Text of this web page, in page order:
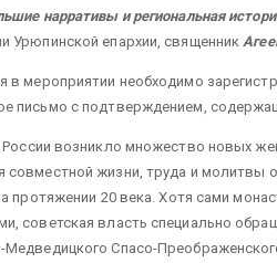
нарративы и региональная
Урюпинской епархии, священник
в мероприятии необходимо
письмо с подтверждением,
России возникло множество новых
совместной жизни, труда и молитвы
протяжении 20 века. Хотя сами
советская власть специально
Медведицкого Спасо-